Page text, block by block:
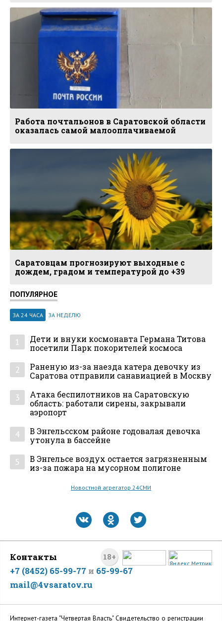
Работа почтальонов в Саратовской области
оказалась самой малооплачиваемой
Саратовцам прогнозируют выходные с
дождем, градом и температурой до +39
ПОПУЛЯРНОЕ
ЗА 24 ЧАСА ЗА НЕДЕЛЮ
1
Дети и внуки космонавта Германа Титова
посетили Парк покорителей космоса
2
Раненую из-за наезда катера девочку из
Саратова отправили санавиацией в Москву
3
Атака беспилотников на Саратовскую
область: работали сирены, закрывали
аэропорт
4
В Энгельсском районе годовалая девочка
утонула в бассейне
5
В Энгельсе воздух остается загрязненным
из-за пожара на мусорном полигоне
Новостной агрегатор 24СМИ
18+
Контакты
+7 (8452) 65-99-77 и 65-99-67
mail@4vsaratov.ru
Интернет-газета "Четвертая Власть" Cвидетельство о регистрации